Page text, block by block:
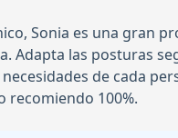
Sonia es una gran
Adapta las posturas
de cada
recomiendo 100%.